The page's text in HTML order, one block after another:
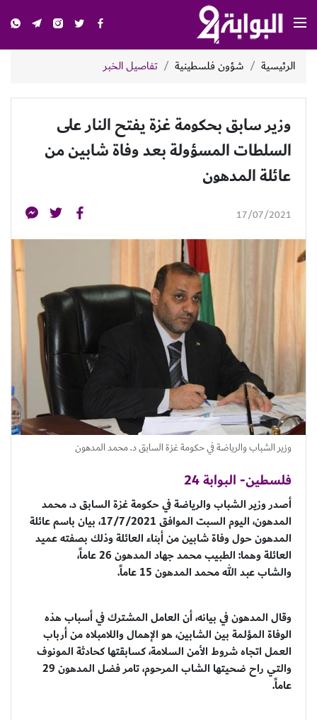
الرئيسية شؤون فلسطينية تفاصيل الخبر
وزير سابق بحكومة غزة يفتح النار على
السلطات المسؤولة بعد وفاة شابين من
عائلة المدهون
17/07/2021
وزير الشباب والرياضة في حكومة غزة السابق د. محمد المدهون
فلسطين- البوابة 24
أصدر وزير الشباب والرياضة في حكومة غزة السابق د. محمد
المدهون، اليوم السبت الموافق 17/7/2021، بيان باسم عائلة
المدهون حول وفاة شابين من أبناء العائلة وذلك بصفته عميد
العائلة وهما: الطبيب محمد جهاد المدهون 26 عاماً،
والشاب عبد الله محمد المدهون 15 عاماً.
وقال المدهون في بيانه، أن العامل المشترك في أسباب هذه
الوفاة المؤلمة بين الشابين، هو الإهمال واللامبلاه من أرباب
العمل اتجاه شروط الأمن السلامة، كسابقتها كحادثة المونوف
والتي راح ضحيتها الشاب المرحوم، تامر فضل المدهون 29
عاماً.